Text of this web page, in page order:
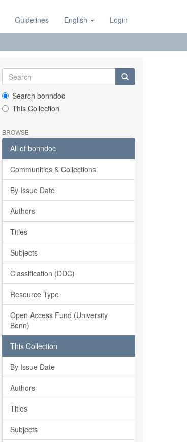
Guidelines English Login
Search bonndoc
This Collection
BROWSE
All of bonndoc
Communities & Collections
By Issue Date
Authors
Titles
Subjects
Classification (DDC)
Resource Type
Open Access Fund (University
Bonn)
This Collection
By Issue Date
Authors
Titles
Subjects